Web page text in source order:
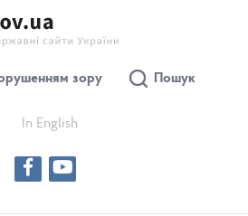
зору Пошук
In English